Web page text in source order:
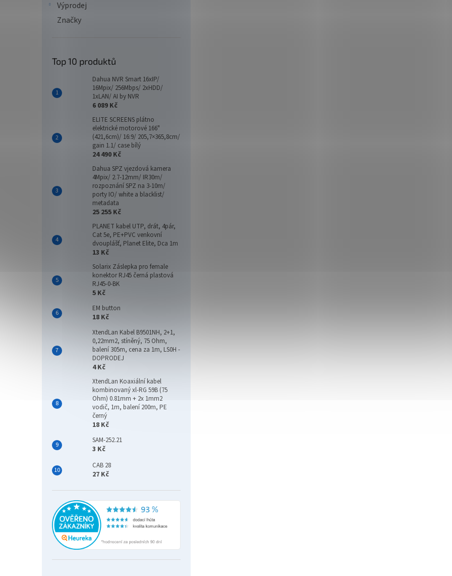
Výprodej
Značky
Top 10 produktů
Dahua NVR Smart 16xIP/
16Mpix/ 256Mbps/ 2xHDD/
1xLAN/ AI by NVR
6 089 Kč
ELITE SCREENS plátno
elektrické motorové 166"
(421,6cm)/ 16:9/ 205,7×365,8cm/
gain 1.1/ case bílý
24 490 Kč
Dahua SPZ vjezdová kamera
4Mpix/ 2.7-12mm/ IR30m/
rozpoznání SPZ na 3-10m/
porty IO/ white a blacklist/
metadata
25 255 Kč
PLANET kabel UTP, drát, 4pár,
Cat 5e, PE+PVC venkovní
dvouplášť, Planet Elite, Dca 1m
13 Kč
Solarix Záslepka pro female
konektor RJ45 černá plastová
RJ45-0-BK
5 Kč
EM button
18 Kč
XtendLan Kabel B9501NH, 2+1,
0,22mm2, stíněný, 75 Ohm,
balení 305m, cena za 1m, LS0H -
DOPRODEJ
4 Kč
XtendLan Koaxiální kabel
kombinovaný xl-RG 59B (75
Ohm) 0.81mm + 2x 1mm2
vodič, 1m, balení 200m, PE
černý
18 Kč
SAM-252.21
3 Kč
CAB 28
27 Kč